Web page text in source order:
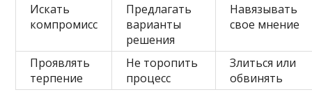
Искать
компромисс
Предлагать
варианты
решения
Навязывать
свое мнение
Проявлять
терпение
Не торопить
процесс
Злиться или
обвинять